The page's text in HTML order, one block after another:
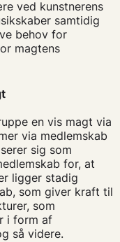
ved kunstnerens
samtidig
behov for
magtens
en vis magt via
via medlemskab
sig som
for, at
ligger stadig
som giver kraft til
som
i form af
så videre.